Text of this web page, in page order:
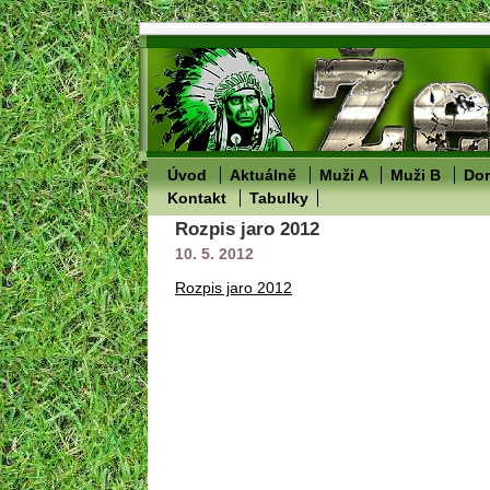
Úvod Aktuálně Muži A Muži B
Kontakt
Tabulky
Rozpis jaro 2012
10. 5. 2012
Rozpis jaro 2012